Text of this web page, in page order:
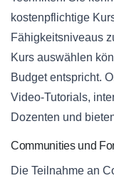
kostenpflichtige
Fähigkeitsniveaus
Kurs auswählen
Budget entspricht.
Video-Tutorials,
Dozenten und
Communities und
Die Teilnahme an